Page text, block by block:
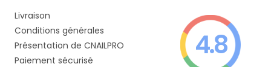
Livraison
Conditions générales
Présentation de CNAILPRO
Paiement sécurisé
4.8